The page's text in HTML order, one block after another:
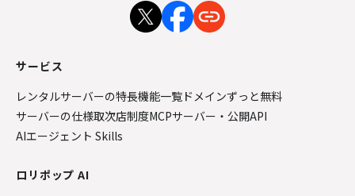
サービス
レンタルサーバーの特長機能一覧 ドメインずっと無料
サーバーの仕様取次店制度MCPサーバー・公開API
AIエージェント Skills
ロリポップ AI